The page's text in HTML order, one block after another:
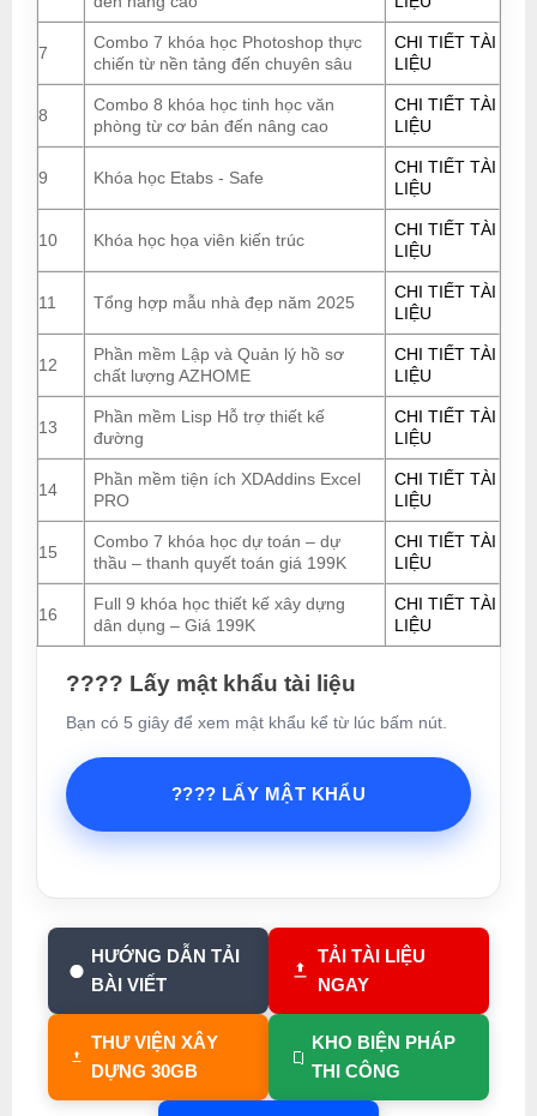
7
Combo 7 khóa học Photoshop thực
chiến từ nền tảng đến chuyên sâu
CHI TIẾT TÀI
LIỆU
8
Combo 8 khóa học tinh học văn
phòng từ cơ bản đến nâng cao
CHI TIẾT TÀI
LIỆU
9 Khóa học Etabs - Safe
CHI TIẾT TÀI
LIỆU
10 Khóa học họa viên kiến trúc
CHI TIẾT TÀI
LIỆU
11 Tổng hợp mẫu nhà đẹp năm 2025
CHI TIẾT TÀI
LIỆU
12
Phần mềm Lập và Quản lý hồ sơ
chất lượng AZHOME
CHI TIẾT TÀI
LIỆU
13
Phần mềm Lisp Hỗ trợ thiết kế
đường
CHI TIẾT TÀI
LIỆU
14
Phần mềm tiện ích XDAddins Excel
PRO
CHI TIẾT TÀI
LIỆU
15
Combo 7 khóa học dự toán – dự
thầu – thanh quyết toán giá 199K
CHI TIẾT TÀI
LIỆU
16
Full 9 khóa học thiết kế xây dựng
dân dụng – Giá 199K
CHI TIẾT TÀI
LIỆU
???? Lấy mật khẩu tài liệu
Bạn có 5 giây để xem mật khẩu kể từ lúc bấm nút.
???? LẤY MẬT KHẨU
HƯỚNG DẪN TẢI
BÀI VIẾT
TẢI TÀI LIỆU
NGAY
THƯ VIỆN XÂY
DỰNG 30GB
KHO BIỆN PHÁP
THI CÔNG